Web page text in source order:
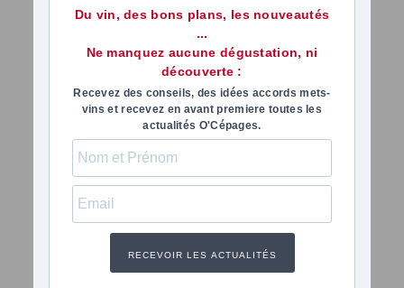
Du vin, des bons plans, les nouveautés
...
Ne manquez aucune dégustation, ni
découverte :
Recevez des conseils, des idées accords mets-
vins et recevez en avant premiere toutes les
actualités O'Cépages.
RECEVOIR LES ACTUALITÉS